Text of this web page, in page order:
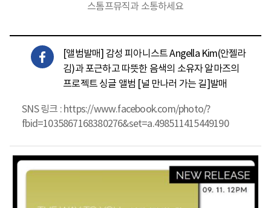
스톰프뮤직과 소통하세요
[앨범발매] 감성 피아니스트 Angella Kim(안젤라
김)과 포근하고 따뜻한 음색의 소유자 알마즈의
프로젝트 싱글 앨범 [널 만나러 가는 길]발매
SNS 링크 : https://www.facebook.com/photo/?
fbid=1035867168380276&set=a.498511415449190